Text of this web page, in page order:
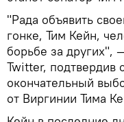
"Рада объявить
гонке, Тим Кейн,
борьбе за других",
Twitter,
окончательный
от Виргинии Тима